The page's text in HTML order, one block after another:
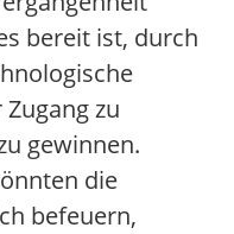
bereit ist, durch
zu
gewinnen.
die
befeuern,